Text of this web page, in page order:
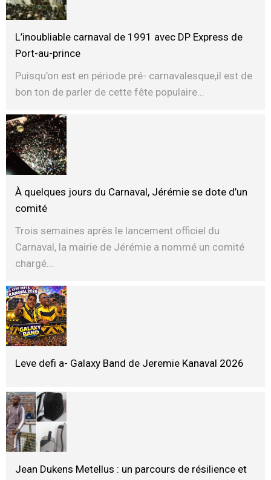
L’inoubliable carnaval de 1991 avec DP Express de
Port-au-prince
Puisqu’on est en période pré- carnavalesque,il est de
bon ton de parler de cette fête populaire...
À quelques jours du Carnaval, Jérémie se dote d’un
comité
Trois semaines après le lancement officiel du
Carnaval, la mairie de Jérémie a nommé un comité
chargé...
Leve defi a- Galaxy Band de Jeremie Kanaval 2026
Jean Dukens Metellus : un parcours de résilience et